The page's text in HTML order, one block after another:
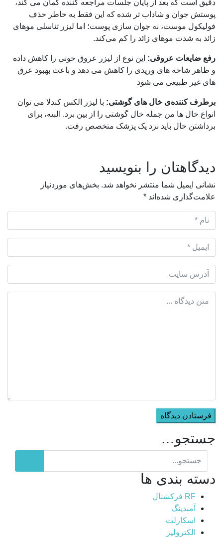
دقیق است که بعد از پایان جلسات مراجعه کننده گمان می کند،
پوستش جوان و شاداب تر شده که این فقط به خاطر حذف
فولیکول موست، نه جوان سازی پوست؛ اما لیزر تناسلی موهای
زائد به شدت موهای زائد را کم می‌کند.
رفع ضایعات عروقی: این نوع از لیزر عروق خونی را کاهش داده
و ظاهر شاخه های وریدی را کاهش می دهد و باعث بهبود عرق
های غیر طبیعی می شود
برطرف کننده‌ی خال های گوشتی: با لیزر الکس کندلا می توان
انواع خال ها من جمله خال گوشتی را از بین برد. البته، برای
برداشتن خال باید نزد یک پزشک متخصص رفت.
دیدگاهتان را بنویسید
نشانی ایمیل شما منتشر نخواهد شد. بخش‌های موردنیاز
علامت‌گذاری شده‌اند *
جستجو…
دسته بندی ها
RF فرکشنال
آمبدینگ
اسکارلت
الکترولیز